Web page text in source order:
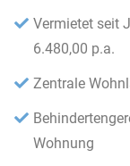
Vermietet seit
6.480,00 p.a.
Zentrale
Wohnung